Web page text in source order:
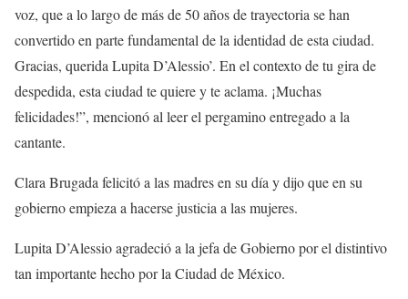
voz, que a lo largo de más de 50 años de trayectoria se han
convertido en parte fundamental de la identidad de esta ciudad.
Gracias, querida Lupita D’Alessio’. En el contexto de tu gira de
despedida, esta ciudad te quiere y te aclama. ¡Muchas
felicidades!”, mencionó al leer el pergamino entregado a la
cantante.
Clara Brugada felicitó a las madres en su día y dijo que en su
gobierno empieza a hacerse justicia a las mujeres.
Lupita D’Alessio agradeció a la jefa de Gobierno por el distintivo
tan importante hecho por la Ciudad de México.